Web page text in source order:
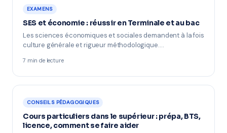
EXAMENS
SES et économie : réussir en Terminale et au bac
Les sciences économiques et sociales demandent à la fois
culture générale et rigueur méthodologique.…
7 min de lecture
CONSEILS PÉDAGOGIQUES
Cours particuliers dans le supérieur : prépa, BTS,
licence, comment se faire aider